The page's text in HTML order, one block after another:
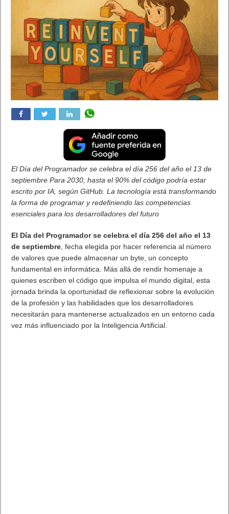
El Día del Programador se celebra el día 256 del año el 13 de
septiembre Para 2030, hasta el 90% del código podría estar
escrito por IA, según GitHub. La tecnología está transformando
la forma de programar y redefiniendo las competencias
esenciales para los desarrolladores del futuro
El Día del Programador se celebra el día 256 del año el 13
de septiembre, fecha elegida por hacer referencia al número
de valores que puede almacenar un byte, un concepto
fundamental en informática. Más allá de rendir homenaje a
quienes escriben el código que impulsa el mundo digital, esta
jornada brinda la oportunidad de reflexionar sobre la evolución
de la profesión y las habilidades que los desarrolladores
necesitarán para mantenerse actualizados en un entorno cada
vez más influenciado por la Inteligencia Artificial.